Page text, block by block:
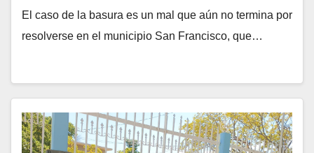
El caso de la basura es un mal que aún no termina por
resolverse en el municipio San Francisco, que…